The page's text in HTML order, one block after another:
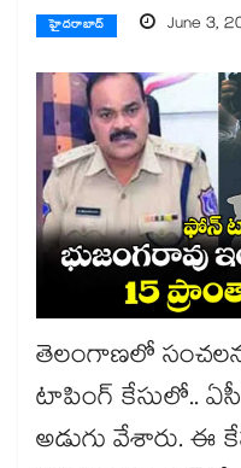
హైదరాబాద్ June 3,
తెలంగాణలో
టాపింగ్ కేసులో..
అడుగు వేశారు. ఈ